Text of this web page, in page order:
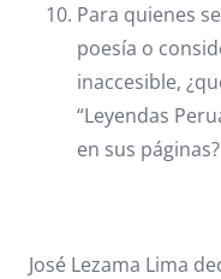
Para quienes
poesía o
inaccesible,
“Leyendas
en sus páginas?
José Lezama Lima